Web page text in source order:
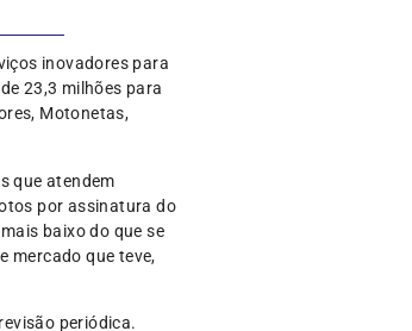
inovadores para
23,3 milhões para
Motonetas,
que atendem
por assinatura do
baixo do que se
mercado que teve,
periódica.